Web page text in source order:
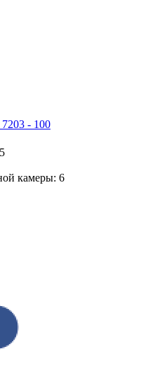
- 100
камеры: 6